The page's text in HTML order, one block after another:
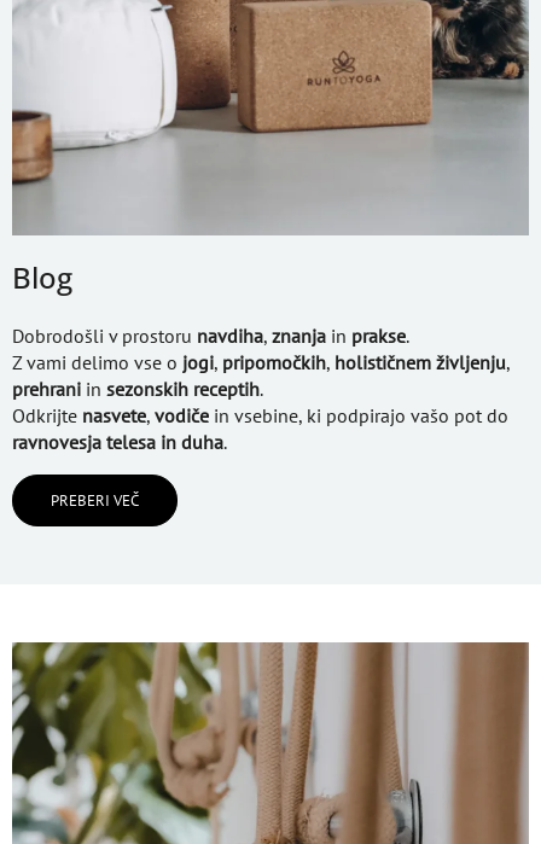
Blog
Dobrodošli v prostoru navdiha, znanja in prakse.
Z vami delimo vse o jogi, pripomočkih, holističnem življenju,
prehrani in sezonskih receptih.
Odkrijte nasvete, vodiče in vsebine, ki podpirajo vašo pot do
ravnovesja telesa in duha.
PREBERI VEČ